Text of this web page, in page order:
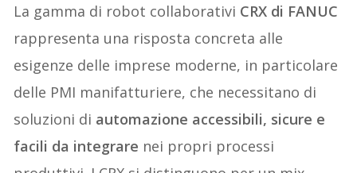
La gamma di robot collaborativi CRX di FANUC
rappresenta una risposta concreta alle
esigenze delle imprese moderne, in particolare
delle PMI manifatturiere, che necessitano di
soluzioni di automazione accessibili, sicure e
facili da integrare nei propri processi